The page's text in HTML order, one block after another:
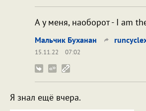
А у меня, наоборот - I am
Мальчик Буханан
15.11.22
07:02
Я знал ещё вчера.